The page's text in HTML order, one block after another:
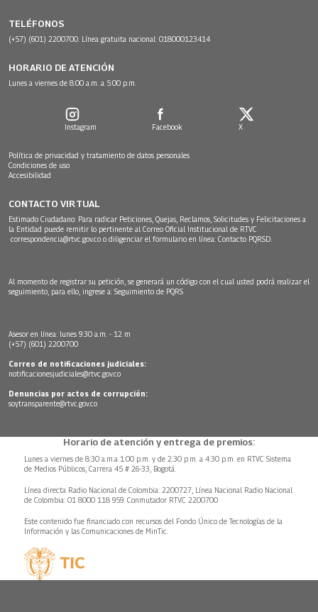
TELÉFONOS
(+57) (601) 2200700. Línea gratuita nacional: 018000123414
HORARIO DE ATENCIÓN
Lunes a viernes de 8:00 a.m. a 5:00 p.m.
Instagram Facebook X
Política de privacidad y tratamiento de datos personales
Condiciones de uso
Accesibilidad
CONTACTO VIRTUAL
Estimado Ciudadano: Para radicar Peticiones, Quejas, Reclamos, Solicitudes y Felicitaciones a
la Entidad puede remitir lo pertinente al Correo Oficial Institucional de RTVC
correspondencia@rtvc.gov.co o diligenciar el formulario en línea: Contacto PQRSD.
Al momento de registrar su petición, se generará un código con el cual usted podrá realizar el
seguimiento, para ello, ingrese a: Seguimiento de PQRS
Asesor en línea: lunes 9:30 a.m. - 12 m
(+57) (601) 2200700
Correo de notificaciones judiciales:
notificacionesjudiciales@rtvc.gov.co
Denuncias por actos de corrupción:
soytransparente@rtvc.gov.co
Horario de atención y entrega de premios:
Lunes a viernes de 8:30 a.m.a 1:00 p.m. y de 2:30 p.m. a 4:30 p.m. en RTVC Sistema
de Medios Públicos, Carrera 45 # 26-33, Bogotá.
Línea directa Radio Nacional de Colombia: 2200727, Línea Nacional Radio Nacional
de Colombia: 01 8000 118 959. Conmutador RTVC 2200700
Este contenido fue financiado con recursos del Fondo Único de Tecnologías de la
Información y las Comunicaciones de MinTic.